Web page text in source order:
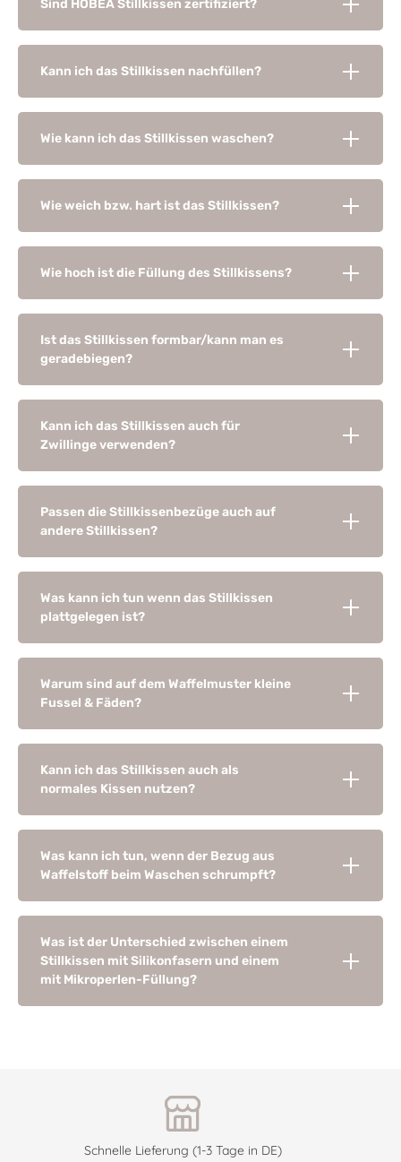
Sind HOBEA Stillkissen zertifiziert?
Kann ich das Stillkissen nachfüllen?
Wie kann ich das Stillkissen waschen?
Wie weich bzw. hart ist das Stillkissen?
Wie hoch ist die Füllung des Stillkissens?
Ist das Stillkissen formbar/kann man es
geradebiegen?
Kann ich das Stillkissen auch für
Zwillinge verwenden?
Passen die Stillkissenbezüge auch auf
andere Stillkissen?
Was kann ich tun wenn das Stillkissen
plattgelegen ist?
Warum sind auf dem Waffelmuster kleine
Fussel & Fäden?
Kann ich das Stillkissen auch als
normales Kissen nutzen?
Was kann ich tun, wenn der Bezug aus
Waffelstoff beim Waschen schrumpft?
Was ist der Unterschied zwischen einem
Stillkissen mit Silikonfasern und einem
mit Mikroperlen-Füllung?
Schnelle Lieferung (1-3 Tage in DE)